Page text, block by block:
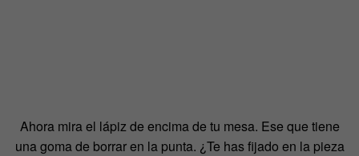
Ahora mira el lápiz de encima de tu mesa. Ese que tiene
una goma de borrar en la punta. ¿Te has fijado en la pieza